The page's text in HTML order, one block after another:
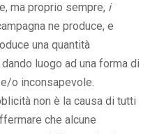
ma proprio sempre, i
ne produce, e
una quantità
luogo ad una forma di
o inconsapevole.
non è la causa di tutti
che alcune